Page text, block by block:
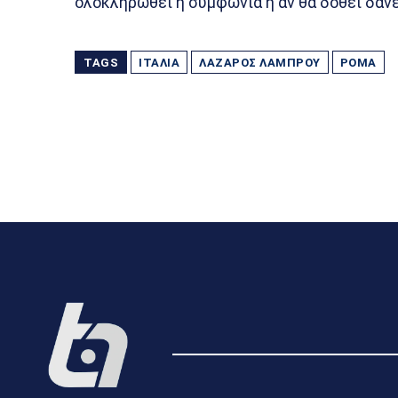
TAGS ΙΤΑΛΊΑ ΛΆΖΑΡΟΣ ΛΆΜΠΡΟΥ ΡΌΜΑ